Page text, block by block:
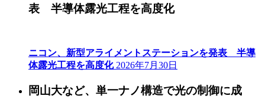
表 半導体露光工程を高度化
ニコン、新型アライメントステーションを発表 半導
体露光工程を高度化 2026年7月30日
岡山大など、単一ナノ構造で光の制御に成